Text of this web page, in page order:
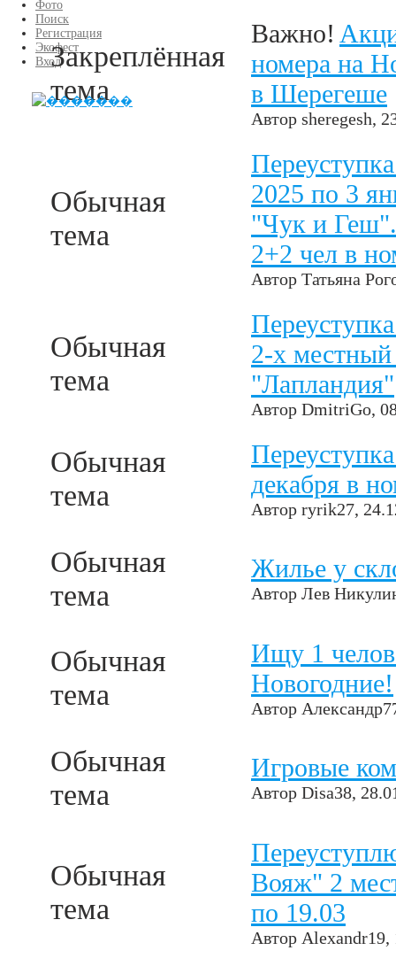
Фото
Поиск
Регистрация
Экофест
ВходЗакреплённая
тема
Важно!
номера на
в Шерегеше
Автор sheregesh,
Обычная
тема
2025 по 3
"Чук и
2+2 чел в
Автор Татьяна
Обычная
тема
2-х местный
"Лапландия"
Автор DmitriGo,
Обычная
тема
декабря в
Автор ryrik27,
Обычная
тема
Жилье у
Автор Лев
Обычная
тема
Ищу 1
Новогодние!
Автор
Обычная
тема
Игровые
Автор Disa38,
Обычная
тема
Вояж" 2
по 19.03
Автор Alexandr19,